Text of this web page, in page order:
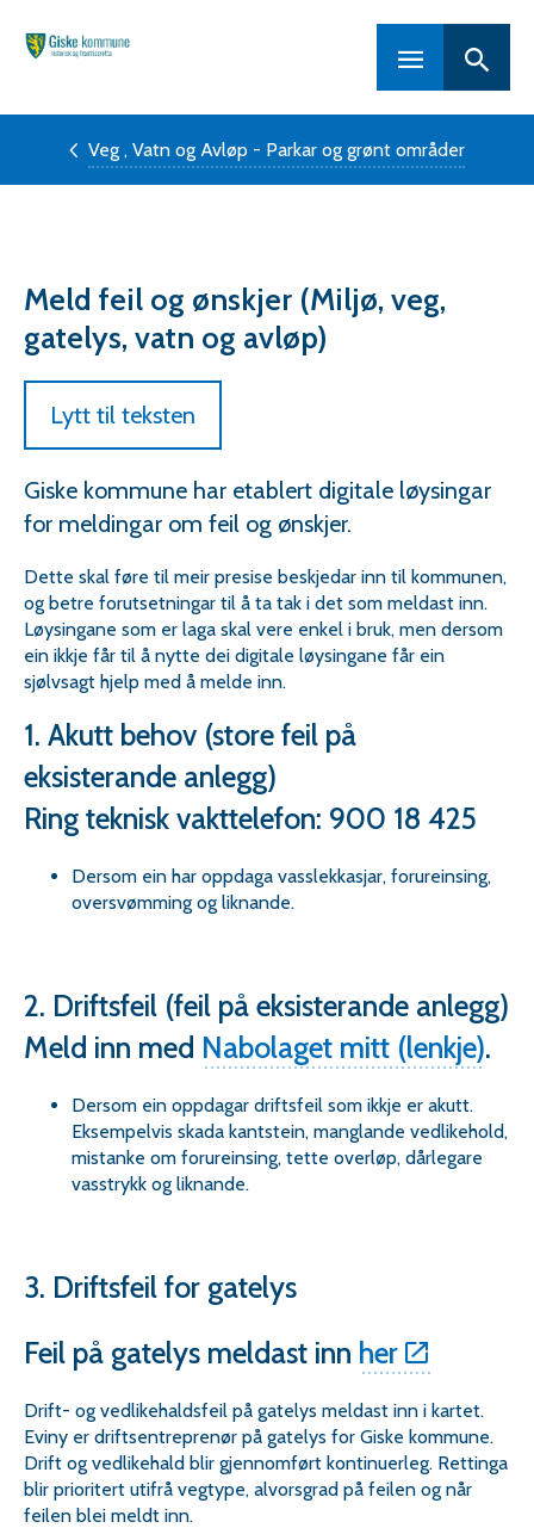
Veg , Vatn og Avløp - Parkar og grønt områder
Meld feil og ønskjer (Miljø, veg,
gatelys, vatn og avløp)
Lytt til teksten
Giske kommune har etablert digitale løysingar
for meldingar om feil og ønskjer.
Dette skal føre til meir presise beskjedar inn til kommunen,
og betre forutsetningar til å ta tak i det som meldast inn.
Løysingane som er laga skal vere enkel i bruk, men dersom
ein ikkje får til å nytte dei digitale løysingane får ein
sjølvsagt hjelp med å melde inn.
1. Akutt behov (store feil på
eksisterande anlegg)
Ring teknisk vakttelefon: 900 18 425
Dersom ein har oppdaga vasslekkasjar, forureinsing,
oversvømming og liknande.
2. Driftsfeil (feil på eksisterande anlegg)
Meld inn med Nabolaget mitt (lenkje).
Dersom ein oppdagar driftsfeil som ikkje er akutt.
Eksempelvis skada kantstein, manglande vedlikehold,
mistanke om forureinsing, tette overløp, dårlegare
vasstrykk og liknande.
3. Driftsfeil for gatelys
Feil på gatelys meldast inn her
Drift- og vedlikehaldsfeil på gatelys meldast inn i kartet.
Eviny er driftsentreprenør på gatelys for Giske kommune.
Drift og vedlikehald blir gjennomført kontinuerleg. Rettinga
blir prioritert utifrå vegtype, alvorsgrad på feilen og når
feilen blei meldt inn.